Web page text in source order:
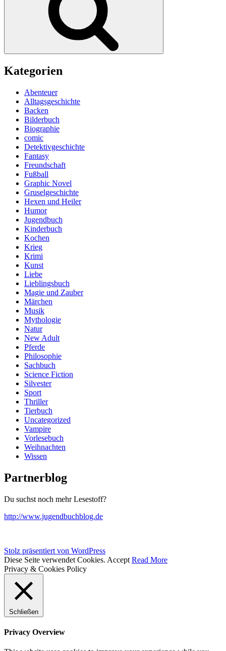
Kategorien
Abenteuer
Alltagsgeschichte
Backen
Bilderbuch
Biographie
comic
Detektivgeschichte
Fantasy
Freundschaft
Fußball
Graphic Novel
Gruselgeschichte
Hexen und Heiler
Humor
Jugendbuch
Kinderbuch
Kochen
Krieg
Krimi
Kunst
Liebe
Lieblingsbuch
Magie und Zauber
Märchen
Musik
Mythologie
Natur
New Adult
Pferde
Philosophie
Sachbuch
Science Fiction
Silvester
Sport
Thriller
Tierbuch
Uncategorized
Vampire
Vorlesebuch
Weihnachten
Wissen
Partnerblog
Du suchst noch mehr Lesestoff?
http://www.jugendbuchblog.de
Stolz präsentiert von WordPress
Diese Seite verwendet Cookies. Accept Read More
Privacy & Cookies Policy
Schließen
Privacy Overview